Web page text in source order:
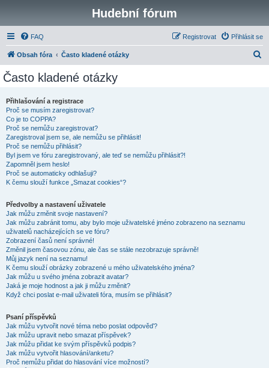
Hudební fórum
FAQ Přihlásit se
Registrovat
Obsah fóra Často kladené otázky
Často kladené otázky
Přihlašování a registrace
Proč se musím zaregistrovat?
Co je to COPPA?
Proč se nemůžu zaregistrovat?
Zaregistroval jsem se, ale nemůžu se přihlásit!
Proč se nemůžu přihlásit?
Byl jsem ve fóru zaregistrovaný, ale teď se nemůžu přihlásit?!
Zapomněl jsem heslo!
Proč se automaticky odhlašuji?
K čemu slouží funkce „Smazat cookies“?
Předvolby a nastavení uživatele
Jak můžu změnit svoje nastavení?
Jak můžu zabránit tomu, aby bylo moje uživatelské jméno zobrazeno na seznamu
uživatelů nacházejících se ve fóru?
Zobrazení časů není správné!
Změnil jsem časovou zónu, ale čas se stále nezobrazuje správně!
Můj jazyk není na seznamu!
K čemu slouží obrázky zobrazené u mého uživatelského jména?
Jak můžu u svého jména zobrazit avatar?
Jaká je moje hodnost a jak ji můžu změnit?
Když chci poslat e-mail uživateli fóra, musím se přihlásit?
Psaní příspěvků
Jak můžu vytvořit nové téma nebo poslat odpověď?
Jak můžu upravit nebo smazat příspěvek?
Jak můžu přidat ke svým příspěvků podpis?
Jak můžu vytvořit hlasování/anketu?
Proč nemůžu přidat do hlasování více možností?